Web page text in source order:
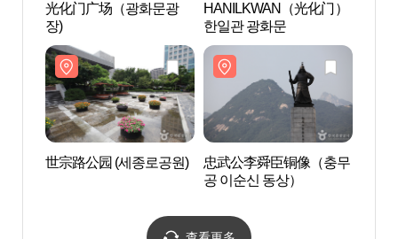
光化门广场（광화문광
장)
HANILKWAN（光化门）
한일관 광화문
世宗路公园 (세종로공원)
忠武公李舜臣铜像（충무
공 이순신 동상）